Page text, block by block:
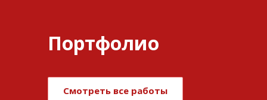
Портфолио
Смотреть все работы